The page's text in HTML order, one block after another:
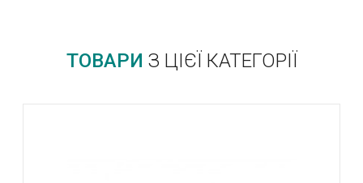
ТОВАРИ З ЦІЄЇ КАТЕГОРІЇ